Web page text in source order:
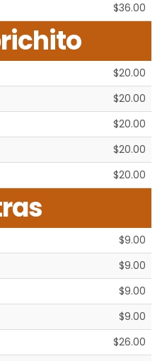
$36.00
$20.00
$20.00
$20.00
$20.00
$20.00
$9.00
$9.00
$9.00
$9.00
$26.00